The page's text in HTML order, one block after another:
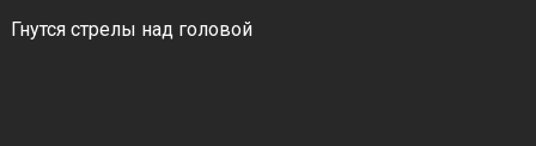
Гнутся стрелы над головой